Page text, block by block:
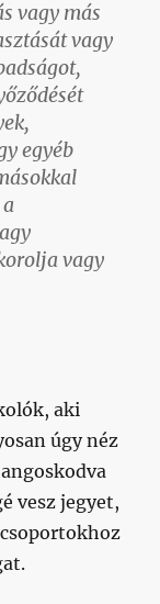
vagy más
vagy
egyéb
vagy
aki
úgy néz
vesz jegyet,